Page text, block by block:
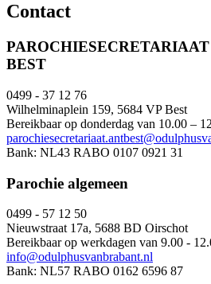
Contact
BEST
0499 - 37 12 76
Wilhelminaplein 159, 5684 VP Best
Bereikbaar op donderdag van 10.00 –
Bank: NL43 RABO 0107 0921 31
Parochie algemeen
0499 - 57 12 50
Nieuwstraat 17a, 5688 BD Oirschot
Bereikbaar op werkdagen van 9.00 -
info@odulphusvanbrabant.nl
Bank: NL57 RABO 0162 6596 87